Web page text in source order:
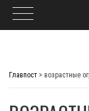
Главпост > возрастные